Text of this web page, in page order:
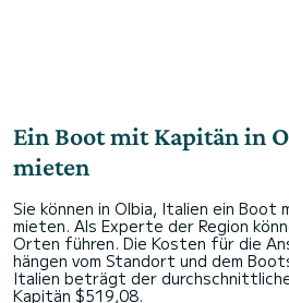
Ein Boot mit Kapitän in
mieten
Sie können in Olbia, Italien ein Boot
mieten. Als Experte der Region
Orten führen. Die Kosten für die
hängen vom Standort und dem
Italien beträgt der
Kapitän $519,08.